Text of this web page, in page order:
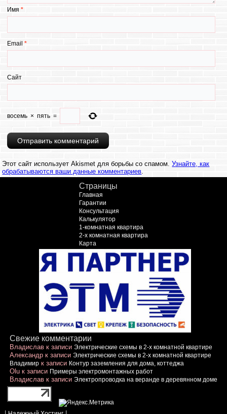
Имя*
Email*
Сайт
восемь × пять =
Этот сайт использует Akismet для борьбы со спамом.Узнайте, как
обрабатываются ваши данные комментариев.
Страницы
Главная
Гарантии
Консультация
Калькулятор
1-комнатная квартира
2-х комнатная квартира
Карта
Свежие комментарии
Владислав к записи Электрические схемы в 2-х комнатной квартире
Александр к записи Электрические схемы в 2-х комнатной квартире
Владимир к записи Контур заземления для дома, коттеджа
Olu к записи Примеры электромонтажных работ
Владислав к записи Электропроводка на веранде в деревянном доме